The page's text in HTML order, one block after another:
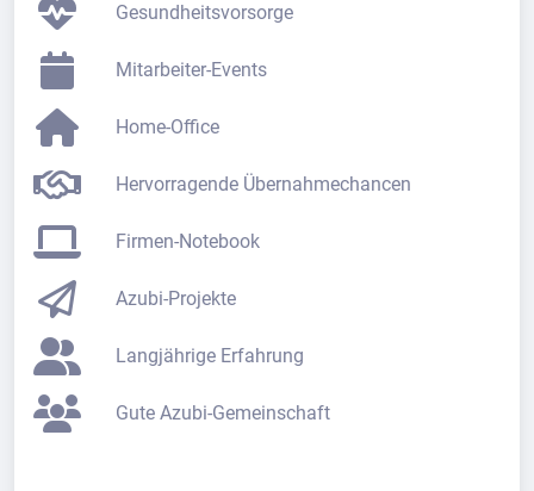
Gesundheitsvorsorge
Mitarbeiter-Events
Home-Office
Hervorragende Übernahmechancen
Firmen-Notebook
Azubi-Projekte
Langjährige Erfahrung
Gute Azubi-Gemeinschaft